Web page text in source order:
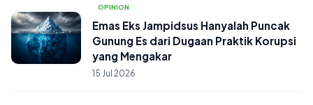
OPINION
Emas Eks Jampidsus Hanyalah Puncak
Gunung Es dari Dugaan Praktik Korupsi
yang Mengakar
15 Jul 2026